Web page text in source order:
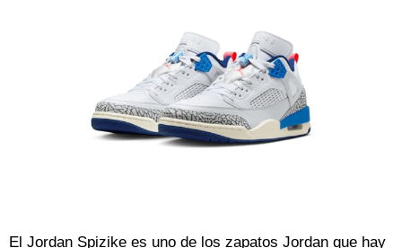
El Jordan Spizike es uno de los zapatos Jordan que hay